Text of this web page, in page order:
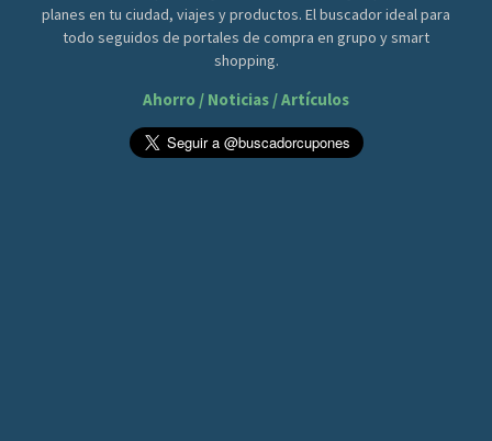
planes en tu ciudad, viajes y productos. El buscador ideal para
todo seguidos de portales de compra en grupo y smart
shopping.
Ahorro / Noticias / Artículos